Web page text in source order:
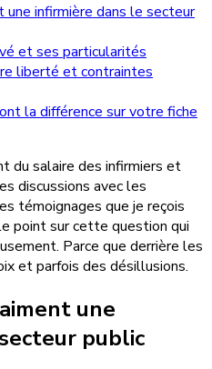
une infirmière dans le secteur
et ses particularités
liberté et contraintes
la différence sur votre fiche
du salaire des infirmiers et
discussions avec les
témoignages que je reçois
point sur cette question qui
Parce que derrière les
et parfois des désillusions.
une
public